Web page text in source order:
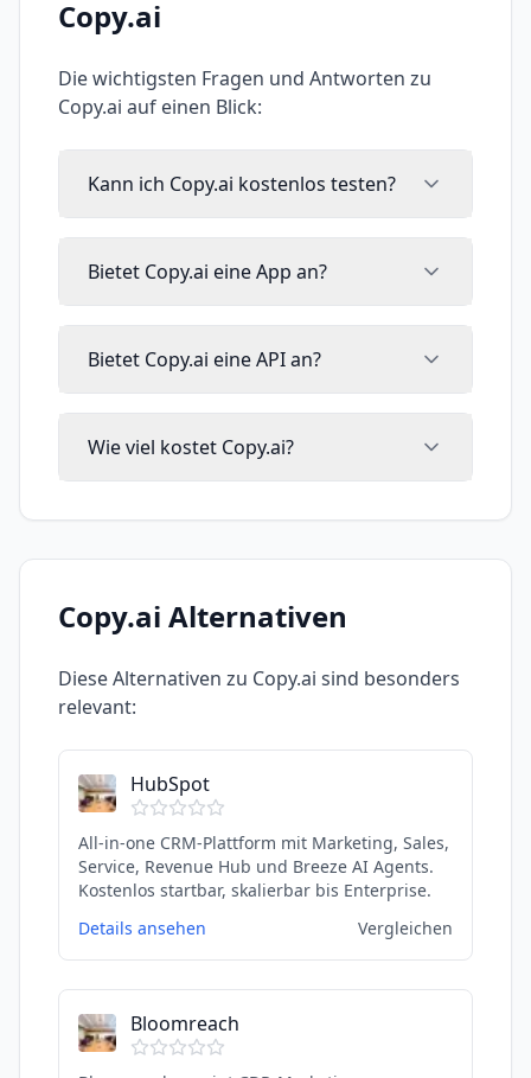
Copy.ai
Die wichtigsten Fragen und Antworten zu
Copy.ai auf einen Blick:
Kann ich Copy.ai kostenlos testen?
Bietet Copy.ai eine App an?
Bietet Copy.ai eine API an?
Wie viel kostet Copy.ai?
Copy.ai Alternativen
Diese Alternativen zu Copy.ai sind besonders
relevant:
HubSpot
All-in-one CRM-Plattform mit Marketing, Sales,
Service, Revenue Hub und Breeze AI Agents.
Kostenlos startbar, skalierbar bis Enterprise.
Details ansehen
Vergleichen
Bloomreach